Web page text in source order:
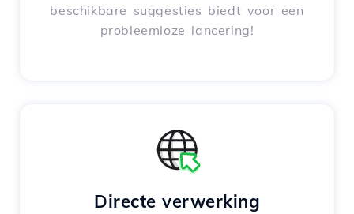
beschikbare suggesties biedt voor een
probleemloze lancering!
Directe verwerking